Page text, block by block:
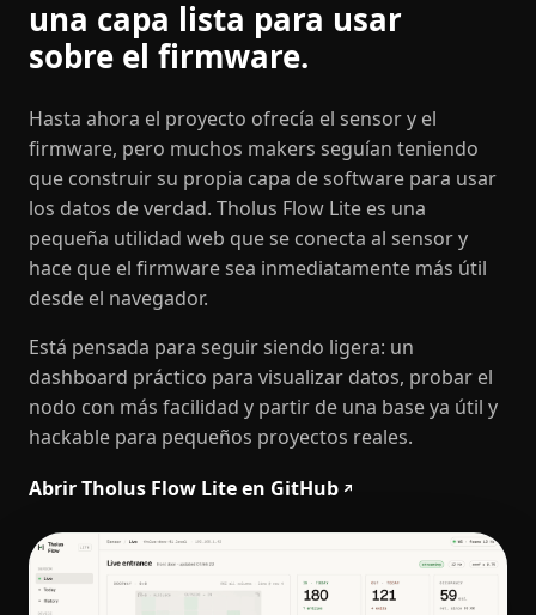
una capa lista para usar
sobre el firmware.
Hasta ahora el proyecto ofrecía el sensor y el
firmware, pero muchos makers seguían teniendo
que construir su propia capa de software para usar
los datos de verdad. Tholus Flow Lite es una
pequeña utilidad web que se conecta al sensor y
hace que el firmware sea inmediatamente más útil
desde el navegador.
Está pensada para seguir siendo ligera: un
dashboard práctico para visualizar datos, probar el
nodo con más facilidad y partir de una base ya útil y
hackable para pequeños proyectos reales.
Abrir Tholus Flow Lite en GitHub